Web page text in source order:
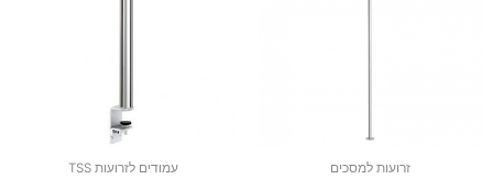
זרועות למסכים עמודים לזרועות TSS